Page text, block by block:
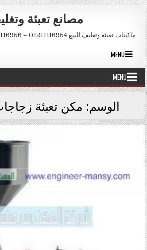
Skip to content
مصانع تعبئة
ماكينات تعبئة وتغليف للبيع 01211116954 – 01211116956 – 01211116958
MENU
MENU
الوسم: مكن تعبئة